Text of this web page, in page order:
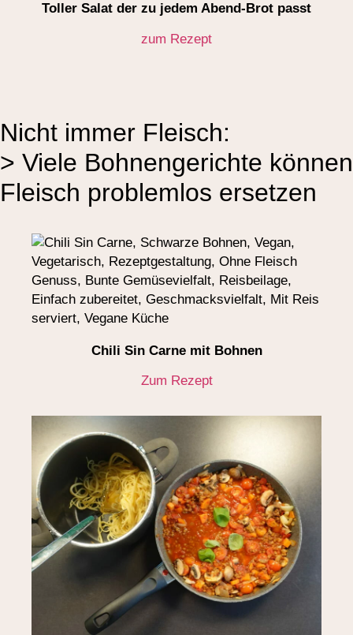
Toller Salat der zu jedem Abend-Brot passt
zum Rezept
Nicht immer Fleisch:
> Viele Bohnengerichte können
Fleisch problemlos ersetzen
Chili Sin Carne mit Bohnen
Zum Rezept